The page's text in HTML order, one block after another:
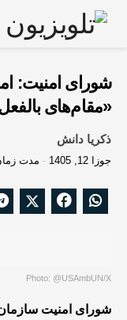
شورای امنیت:
«مقام‌های
ذکریا دانش
جوزا 12, 1405 مدت زمان
Photo: @USAmbUN/X
شورای امنیت